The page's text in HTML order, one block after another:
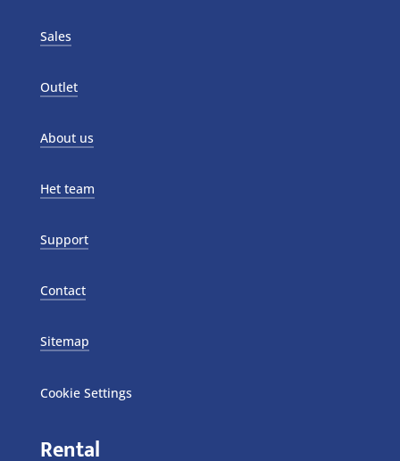
Sales
Outlet
About us
Het team
Support
Contact
Sitemap
Cookie Settings
Rental